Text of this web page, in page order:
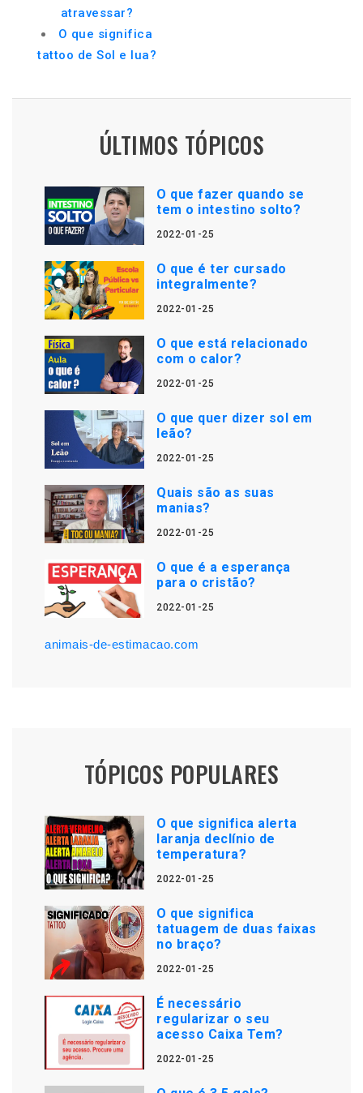
atravessar?
O que significa
tattoo de Sol e lua?
ÚLTIMOS TÓPICOS
O que fazer quando se
tem o intestino solto?
2022-01-25
O que é ter cursado
integralmente?
2022-01-25
O que está relacionado
com o calor?
2022-01-25
O que quer dizer sol em
leão?
2022-01-25
Quais são as suas
manias?
2022-01-25
O que é a esperança
para o cristão?
2022-01-25
animais-de-estimacao.com
TÓPICOS POPULARES
O que significa alerta
laranja declínio de
temperatura?
2022-01-25
O que significa
tatuagem de duas faixas
no braço?
2022-01-25
É necessário
regularizar o seu
acesso Caixa Tem?
2022-01-25